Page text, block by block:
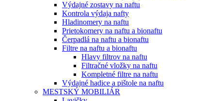
Výdajné zostavy na naftu
Kontrola výdaja nafty
Hladinomery na naftu
Prietokomery na naftu a bionaftu
Čerpadlá na naftu a bionaftu
Filtre na naftu a bionaftu
Hlavy filtrov na naftu
Filtračné vložky na naftu
Kompletné filtre na naftu
Výdajné hadice a pištole na naftu
MESTSKÝ MOBILIÁR